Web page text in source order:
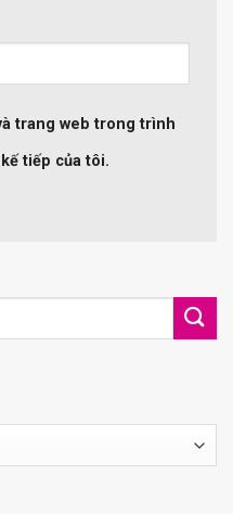
trang web trong trình
tiếp của tôi.